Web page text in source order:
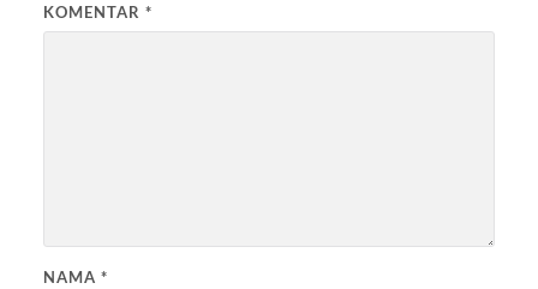
KOMENTAR *
NAMA *